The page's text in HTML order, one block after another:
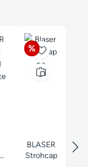
Rabatt
%
BLASER
Strohcap